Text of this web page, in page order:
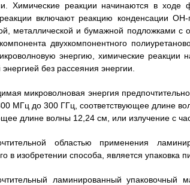
Химические реакции начинаются в
включают реакцию конденсации
металлической и бумажной подложками с
двухкомпонентного
энергию, химические реакции
энергией без рассеяния энергии.
микроволновая энергия
МГц до 300 ГГц, соответствующее длине
длине волны 12,24 см, или излучение с
областью применения
в изобретении способа, является упаковка
ламинированный упаковочный